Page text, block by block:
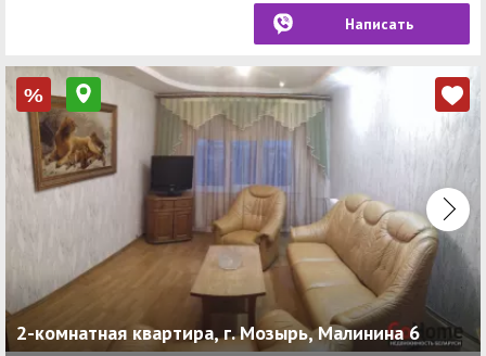
Написать
%
2-комнатная квартира, г. Мозырь, Малинина 6